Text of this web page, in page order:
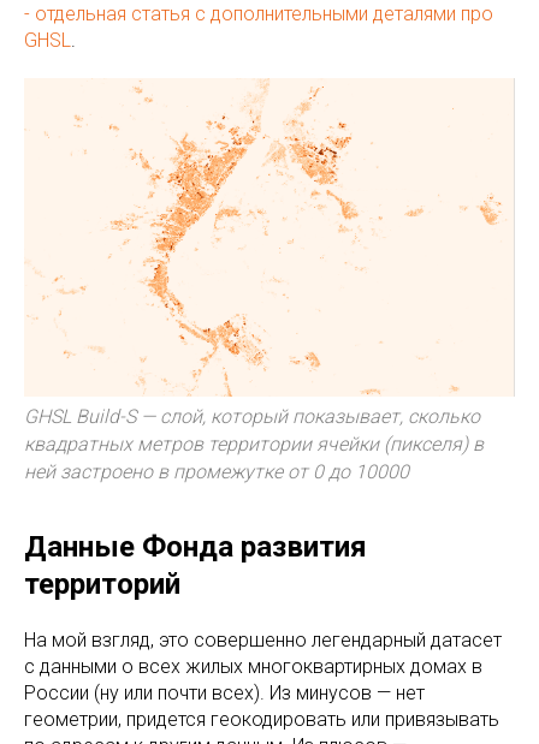
- отдельная статья с дополнительными деталями про
GHSL
GHSL Build-S — слой, который показывает, сколько
квадратных метров территории ячейки (пикселя) в
ней застроено в промежутке от 0 до 10000
Данные Фонда развития
территорий
На мой взгляд, это совершенно легендарный датасет
с данными о всех жилых многоквартирных домах в
России (ну или почти всех). Из минусов — нет
геометрии, придется геокодировать или привязывать